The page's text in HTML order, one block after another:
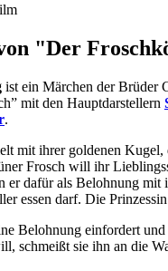
"Der
ist ein Märchen der Brüder
mit den Hauptdarstellern
.
mit ihrer goldenen Kugel,
Frosch will ihr
er dafür als Belohnung mit
essen darf. Die
Belohnung einfordert
schmeißt sie ihn an die